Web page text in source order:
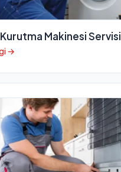
Makinesi Servisi
→